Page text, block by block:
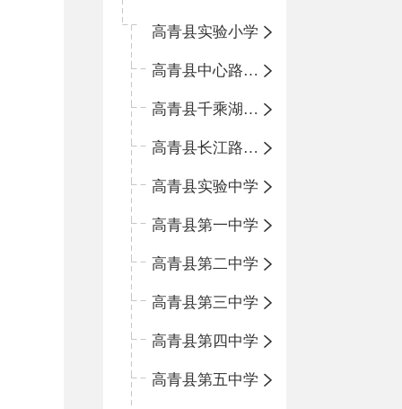
高青县实验小学
高青县中心路小学
高青县千乘湖小学
高青县长江路小学
高青县实验中学
高青县第一中学
高青县第二中学
高青县第三中学
高青县第四中学
高青县第五中学